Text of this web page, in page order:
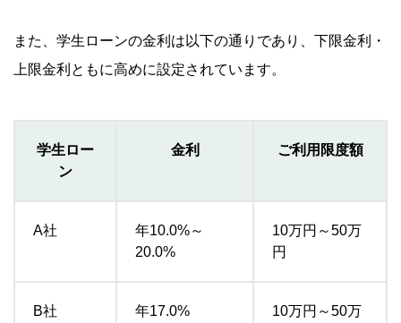
また、学生ローンの金利は以下の通りであり、下限金利・
上限金利ともに高めに設定されています。
学生ロー
ン
金利 ご利用限度額
A社
年10.0%～
20.0%
10万円～50万
円
B社 年17.0%
10万円～50万